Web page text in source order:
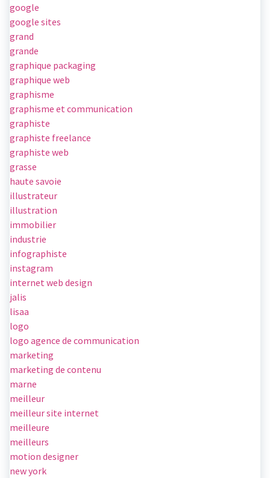
google
google sites
grand
grande
graphique packaging
graphique web
graphisme
graphisme et communication
graphiste
graphiste freelance
graphiste web
grasse
haute savoie
illustrateur
illustration
immobilier
industrie
infographiste
instagram
internet web design
jalis
lisaa
logo
logo agence de communication
marketing
marketing de contenu
marne
meilleur
meilleur site internet
meilleure
meilleurs
motion designer
new york